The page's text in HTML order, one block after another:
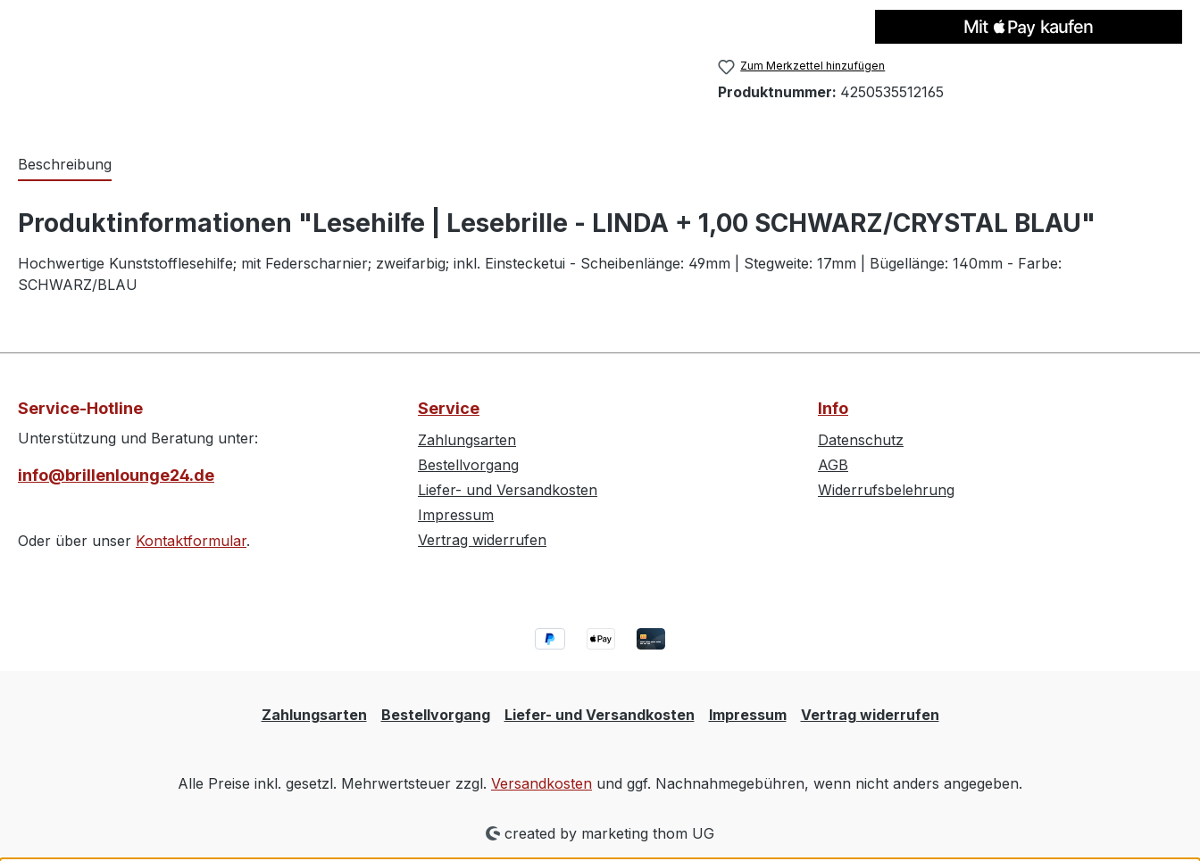
Zum Merkzettel hinzufügen
Produktnummer: 4250535512165
Beschreibung
Produktinformationen "Lesehilfe | Lesebrille - LINDA + 1,00 SCHWARZ/CRYSTAL BLAU"
Hochwertige Kunststofflesehilfe; mit Federscharnier; zweifarbig; inkl. Einstecketui - Scheibenlänge: 49mm | Stegweite: 17mm | Bügellänge: 140mm - Farbe:
SCHWARZ/BLAU
Service-Hotline
Unterstützung und Beratung unter:
info@brillenlounge24.de
Oder über unser Kontaktformular.
Service
Zahlungsarten
Bestellvorgang
Liefer- und Versandkosten
Impressum
Vertrag widerrufen
Info
Datenschutz
AGB
Widerrufsbelehrung
Zahlungsarten Bestellvorgang Liefer- und Versandkosten Impressum Vertrag widerrufen
Alle Preise inkl. gesetzl. Mehrwertsteuer zzgl. Versandkosten und ggf. Nachnahmegebühren, wenn nicht anders angegeben.
created by marketing thom UG